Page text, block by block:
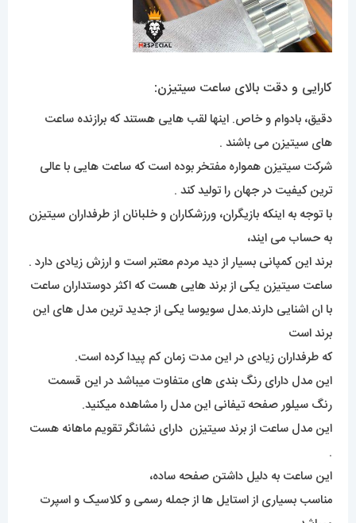
کارایی و دقت بالای ساعت سیتیزن:
دقیق، بادوام و خاص. اینها لقب هایی هستند که برازنده ساعت
های سیتیزن می باشند .
شرکت سیتیزن همواره مفتخر بوده است که ساعت هایی با عالی
ترین کیفیت در جهان را تولید کند .
با توجه به اینکه بازیگران، ورزشکاران و خلبانان از طرفداران سیتیزن
به حساب می ایند،
برند این کمپانی بسیار از دید مردم معتبر است و ارزش زیادی دارد .
ساعت سیتیزن یکی از برند هایی هست که اکثر دوستداران ساعت
با ان اشنایی دارند.مدل سویوسا یکی از جدید ترین مدل های این
برند است
که طرفداران زیادی در این مدت زمان کم پیدا کرده است.
این مدل دارای رنگ بندی های متفاوت میباشد در این قسمت
رنگ سیلور صفحه تیفانی این مدل را مشاهده میکنید.
این مدل ساعت از برند سیتیزن دارای نشانگر تقویم ماهانه هست
.
این ساعت به دلیل داشتن صفحه ساده،
مناسب بسیاری از استایل ها از جمله رسمی و کلاسیک و اسپرت